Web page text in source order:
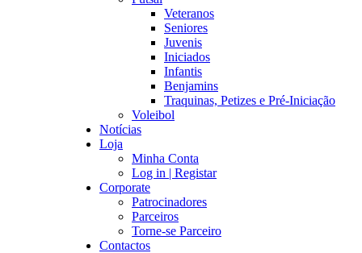
Veteranos
Seniores
Juvenis
Iniciados
Infantis
Benjamins
Traquinas, Petizes e Pré-Iniciação
Voleibol
Notícias
Loja
Minha Conta
Log in | Registar
Corporate
Patrocinadores
Parceiros
Torne-se Parceiro
Contactos